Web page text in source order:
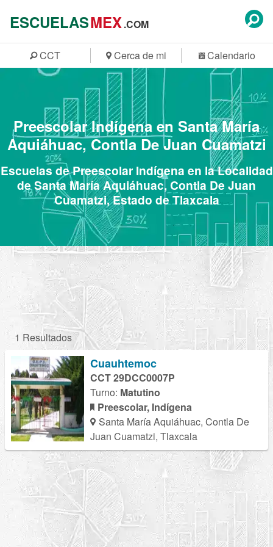
ESCUELASMEX.COM
CCT Cerca de mi Calendario
Preescolar Indígena en Santa María
Aquiáhuac, Contla De Juan Cuamatzi
Escuelas de Preescolar Indígena en la Localidad
de Santa María Aquiáhuac, Contla De Juan
Cuamatzi, Estado de Tlaxcala
1 Resultados
Cuauhtemoc
CCT 29DCC0007P
Turno: Matutino
Preescolar, Indígena
Santa María Aquiáhuac, Contla De
Juan Cuamatzi, Tlaxcala